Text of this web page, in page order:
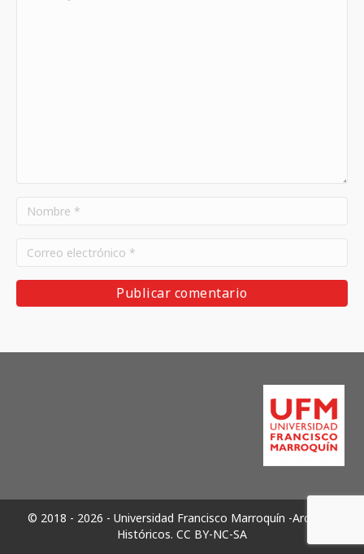
© 2018 - 2026 - Universidad Francisco Marroquín -Archivos
Históricos. CC BY-NC-SA